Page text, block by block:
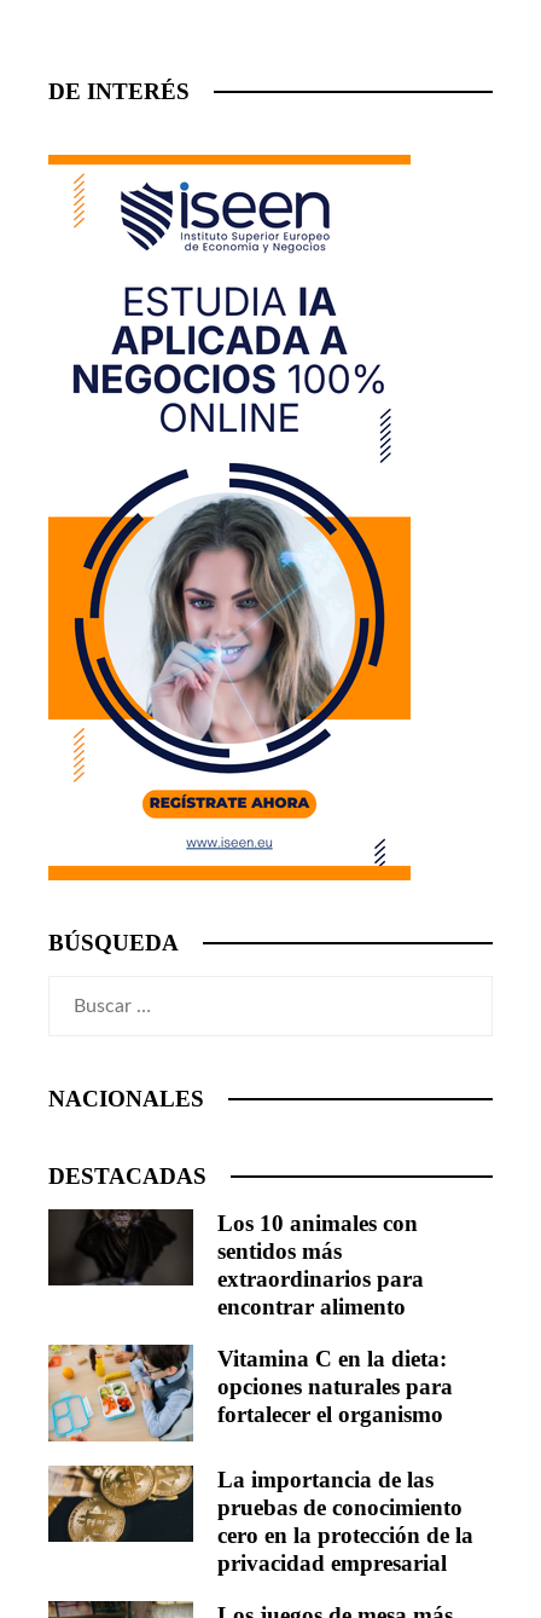
DE INTERÉS
BÚSQUEDA
NACIONALES
DESTACADAS
Los 10 animales con
sentidos más
extraordinarios para
encontrar alimento
Vitamina C en la dieta:
opciones naturales para
fortalecer el organismo
La importancia de las
pruebas de conocimiento
cero en la protección de la
privacidad empresarial